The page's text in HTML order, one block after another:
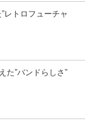
レトロフューチャ
た”バンドらしさ”